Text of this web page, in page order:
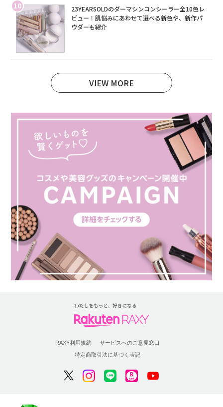
10
23YEARSOLDのダーマシンコンシーラー全10色レ
ビュー！肌悩みにあわせて選べる新色や、新作パ
ウダーも紹介
VIEW MORE
RAXY利用規約
サービスへのご意見窓口
特定商取引法に基づく表記